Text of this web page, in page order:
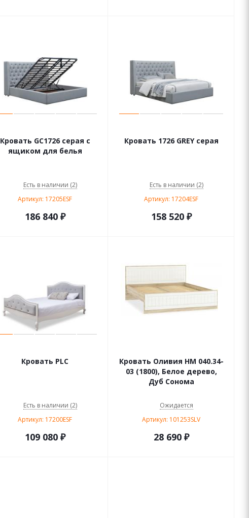
Кровать GC1726 серая с
ящиком для белья
Есть в наличии (2)
Артикул: 17205ESF
186 840₽
Кровать 1726 GREY серая
Есть в наличии (2)
Артикул: 17204ESF
158 520₽
Кровать PLC
Есть в наличии (2)
Артикул: 17200ESF
109 080₽
Кровать Оливия НМ 040.34-
03 (1800), Белое дерево,
Дуб Сонома
Ожидается
Артикул: 101253SLV
28 690₽